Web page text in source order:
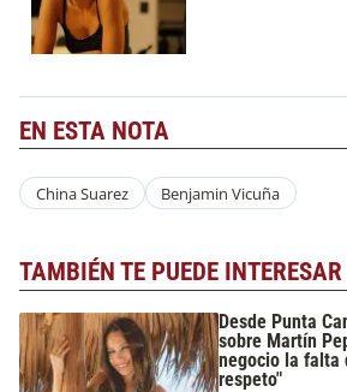
EN ESTA NOTA
China Suarez Benjamin Vicuña
TAMBIÉN TE PUEDE INTERESAR
Desde Punta
sobre Martín
negocio la falta
respeto"